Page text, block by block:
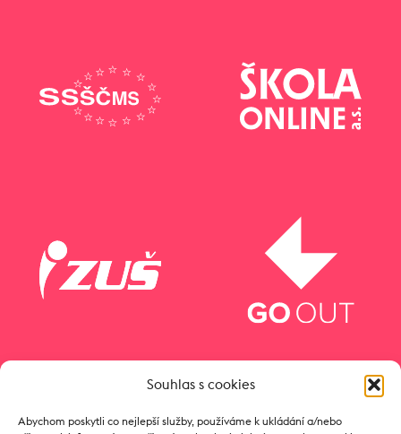
Souhlas s cookies
Abychom poskytli co nejlepší služby, používáme k ukládání a/nebo